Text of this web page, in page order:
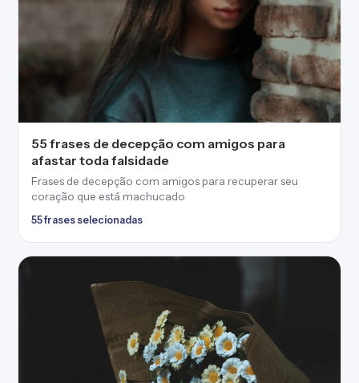
55 frases de decepção com amigos para
afastar toda falsidade
Frases de decepção com amigos para recuperar seu
coração que está machucado
55 frases selecionadas